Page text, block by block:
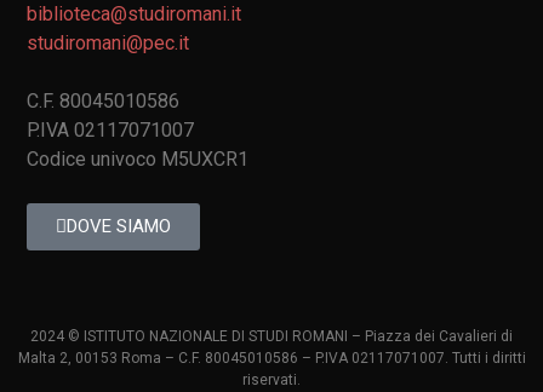
biblioteca@studiromani.it
studiromani@pec.it
C.F. 80045010586
P.IVA 02117071007
Codice univoco M5UXCR1
DOVE SIAMO
2024 © ISTITUTO NAZIONALE DI STUDI ROMANI – Piazza dei Cavalieri di
Malta 2, 00153 Roma – C.F. 80045010586 – P.IVA 02117071007. Tutti i diritti
riservati.